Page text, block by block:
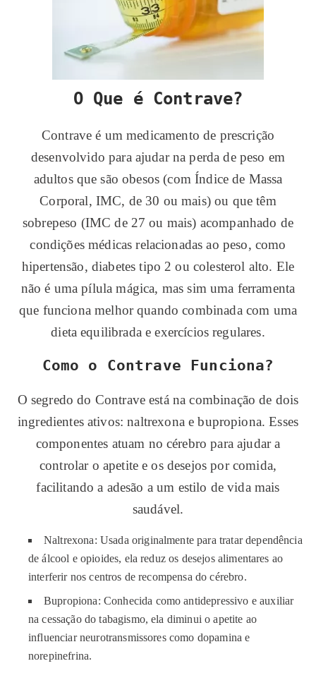
O Que é Contrave?
Contrave é um medicamento de prescrição
desenvolvido para ajudar na perda de peso em
adultos que são obesos (com Índice de Massa
Corporal, IMC, de 30 ou mais) ou que têm
sobrepeso (IMC de 27 ou mais) acompanhado de
condições médicas relacionadas ao peso, como
hipertensão, diabetes tipo 2 ou colesterol alto. Ele
não é uma pílula mágica, mas sim uma ferramenta
que funciona melhor quando combinada com uma
dieta equilibrada e exercícios regulares.
Como o Contrave Funciona?
O segredo do Contrave está na combinação de dois
ingredientes ativos: naltrexona e bupropiona. Esses
componentes atuam no cérebro para ajudar a
controlar o apetite e os desejos por comida,
facilitando a adesão a um estilo de vida mais
saudável.
Naltrexona: Usada originalmente para tratar dependência
de álcool e opioides, ela reduz os desejos alimentares ao
interferir nos centros de recompensa do cérebro.
Bupropiona: Conhecida como antidepressivo e auxiliar
na cessação do tabagismo, ela diminui o apetite ao
influenciar neurotransmissores como dopamina e
norepinefrina.